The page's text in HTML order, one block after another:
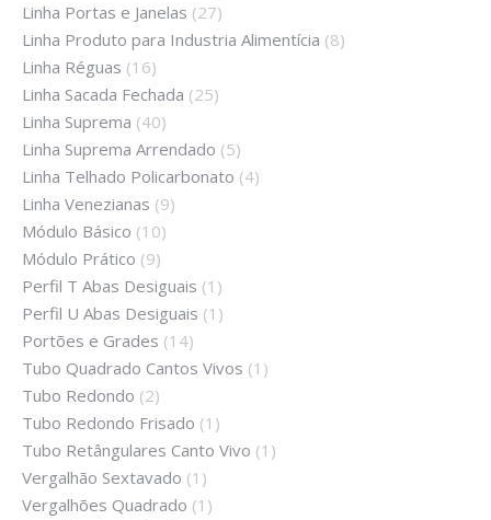
Linha Portas e Janelas (27)
Linha Produto para Industria Alimentícia (8)
Linha Réguas (16)
Linha Sacada Fechada (25)
Linha Suprema (40)
Linha Suprema Arrendado (5)
Linha Telhado Policarbonato (4)
Linha Venezianas (9)
Módulo Básico (10)
Módulo Prático (9)
Perfil T Abas Desiguais (1)
Perfil U Abas Desiguais (1)
Portões e Grades (14)
Tubo Quadrado Cantos Vivos (1)
Tubo Redondo (2)
Tubo Redondo Frisado (1)
Tubo Retângulares Canto Vivo (1)
Vergalhão Sextavado (1)
Vergalhões Quadrado (1)